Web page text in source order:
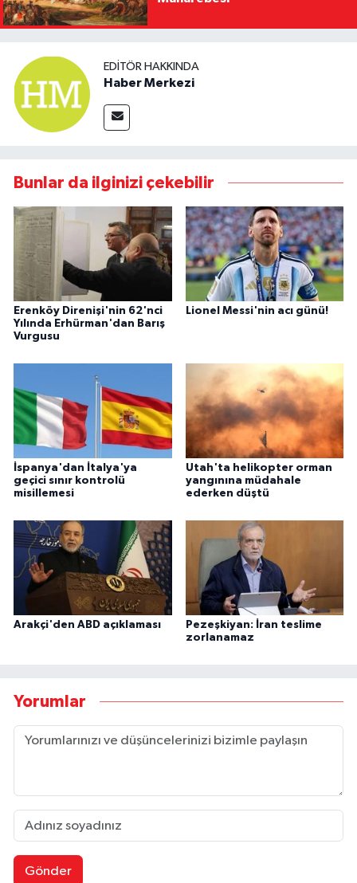
EDITÖR HAKKINDA
Haber Merkezi
Bunlar da ilginizi çekebilir
Erenköy Direnişi'nin 62'nci
Yılında Erhürman'dan Barış
Vurgusu
Lionel Messi'nin acı günü!
İspanya'dan İtalya'ya
geçici sınır kontrolü
misillemesi
Utah'ta helikopter orman
yangınına müdahale
ederken düştü
Arakçi'den ABD açıklaması
Pezeşkiyan: İran teslime
zorlanamaz
Yorumlar
Gönder